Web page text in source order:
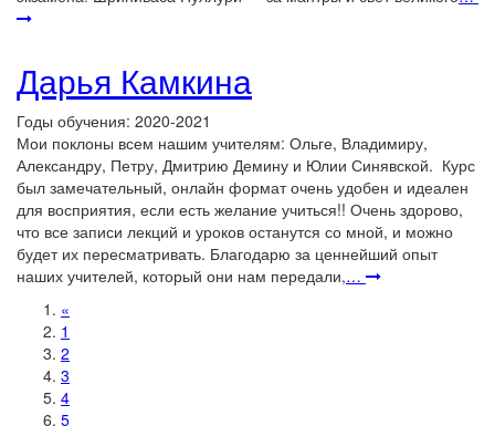
Дарья Камкина
Годы обучения: 2020-2021
Мои поклоны всем нашим учителям: Ольге, Владимиру,
Александру, Петру, Дмитрию Демину и Юлии Синявской. Курс
был замечательный, онлайн формат очень удобен и идеален
для восприятия, если есть желание учиться!! Очень здорово,
что все записи лекций и уроков останутся со мной, и можно
будет их пересматривать. Благодарю за ценнейший опыт
наших учителей, который они нам передали,…
«
1
2
3
4
5